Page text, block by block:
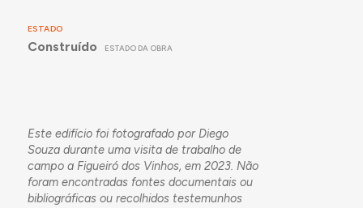
ESTADO
Construído ESTADO DA OBRA
Este edifício foi fotografado por Diego
Souza durante uma visita de trabalho de
campo a Figueiró dos Vinhos, em 2023. Não
foram encontradas fontes documentais ou
bibliográficas ou recolhidos testemunhos